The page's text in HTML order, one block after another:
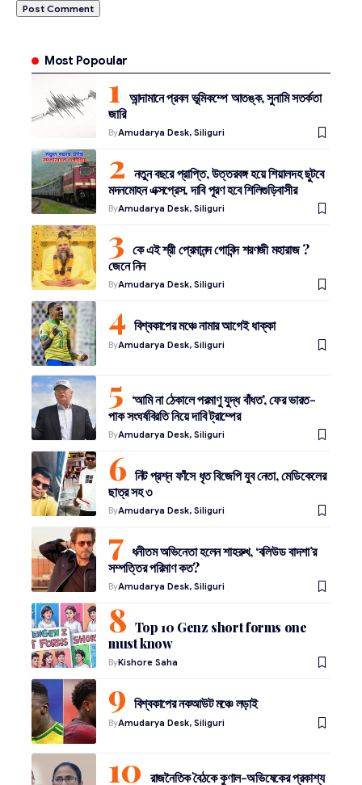
Most Popoular
আন্দামানে প্রবল ভূমিকম্পে আতঙ্ক, সুনামি সতর্কতা
জারি
ByAmudarya Desk, Siliguri
নতুন বছরে প্রাপ্তি, উত্তরবঙ্গ হয়ে শিয়ালদহ ছুটবে
মদনমোহন এক্সপ্রেস, দাবি পূরণ হবে শিলিগুড়িবাসীর
ByAmudarya Desk, Siliguri
কে এই শ্রী প্রেমানন্দ গোবিন্দ শরণজী মহারাজ ?
জেনে নিন
ByAmudarya Desk, Siliguri
বিশ্বকাপের মঞ্চে নামার আগেই ধাক্কা
ByAmudarya Desk, Siliguri
‘আমি না ঠেকালে পরমাণু যুদ্ধ বাঁধত’, ফের ভারত-
পাক সংঘর্ষবিরতি নিয়ে দাবি ট্রাম্পের
ByAmudarya Desk, Siliguri
নিট প্রশ্ন ফাঁসে ধৃত বিজেপি যুব নেতা, মেডিকেলের
ছাত্র সহ ৩
ByAmudarya Desk, Siliguri
ধনীতম অভিনেতা হলেন শাহরুখ, ‘বলিউড বাদশা’র
সম্পত্তির পরিমাণ কত?
ByAmudarya Desk, Siliguri
Top 10 Genz short forms one
must know
ByKishore Saha
বিশ্বকাপের নকআউট মঞ্চে লড়াই
ByAmudarya Desk, Siliguri
রাজনৈতিক বৈঠকে কুণাল-অভিষেকের প্রকাশ্য